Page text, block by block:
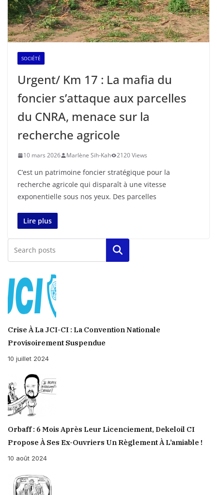
SOCIÉTÉ
Urgent/ Km 17 : La mafia du
foncier s’attaque aux parcelles
du CNRA, menace sur la
recherche agricole
10 mars 2026 Marlène Sih-Kah 2120 Views
C’est un patrimoine foncier stratégique pour la
recherche agricole qui disparaît à une vitesse
exponentielle sous nos yeux. Des parcelles
Lire plus
Rechercher
Crise À La JCI-CI : La Convention Nationale
Provisoirement Suspendue
10 juillet 2024
Orbaff : 6 Mois Après Leur Licenciement, Dekeloil CI
Propose À Ses Ex-Ouvriers Un Règlement À L’amiable !
10 août 2024